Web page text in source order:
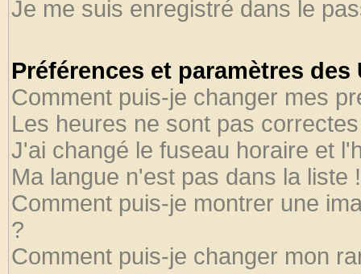
Je me suis enregistré dans le
Préférences et paramètres
Comment puis-je changer mes
Les heures ne sont pas
J'ai changé le fuseau horaire et
Ma langue n'est pas dans la liste !
Comment puis-je montrer une
?
Comment puis-je changer mon